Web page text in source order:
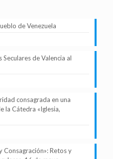
de Venezuela
de Valencia al
consagrada en una
la Cátedra «Iglesia,
Consagración»: Retos y